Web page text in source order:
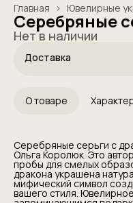
Ювелирные
Главная ›
Серебряные
Нет в наличии
Доставка
О товаре
Серебряные серьги с
Ольга Королюк. Это
пробы для смелых
дракона украшена
мифический символ
вашего стиля.